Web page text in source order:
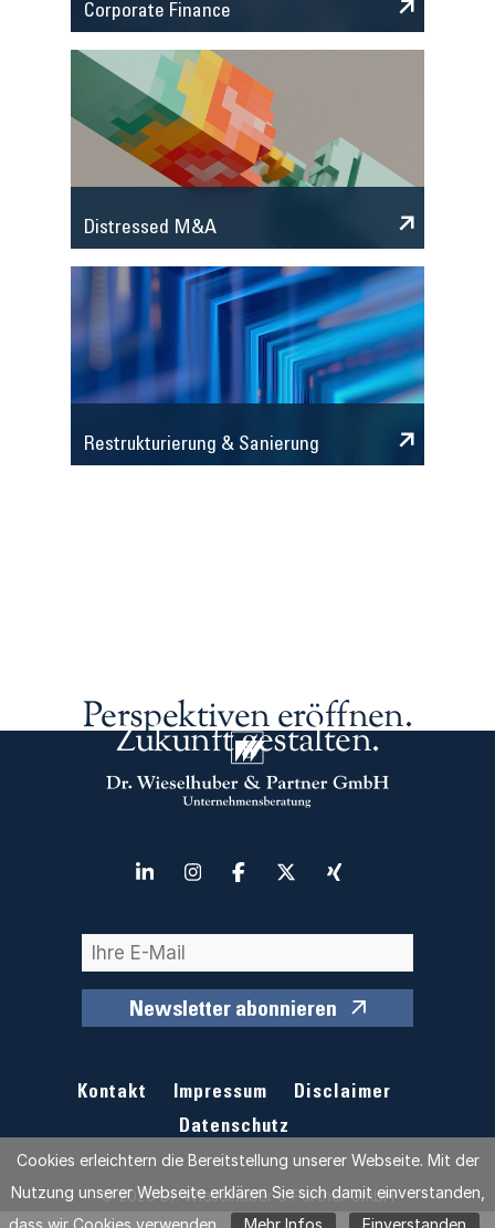
Corporate Finance
Distressed M&A
Restrukturierung & Sanierung
Newsletter abonnieren
Kontakt Impressum
Disclaimer
Datenschutz
© 2026 Dr. Wieselhuber & Partner GmbH
Perspektiven eröffnen.
Zukunft gestalten.
Cookies erleichtern die Bereitstellung unserer Webseite. Mit der
Nutzung unserer Webseite erklären Sie sich damit einverstanden,
dass wir Cookies verwenden.
Mehr Infos Einverstanden